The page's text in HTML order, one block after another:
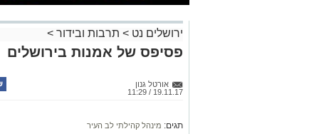
ירושלים נט > תרבות ובידור >
פסיפס של אמנות בירושלים
אורטל גנון
19.11.17 / 11:29
תגים: מינהל קהילתי לב העיר